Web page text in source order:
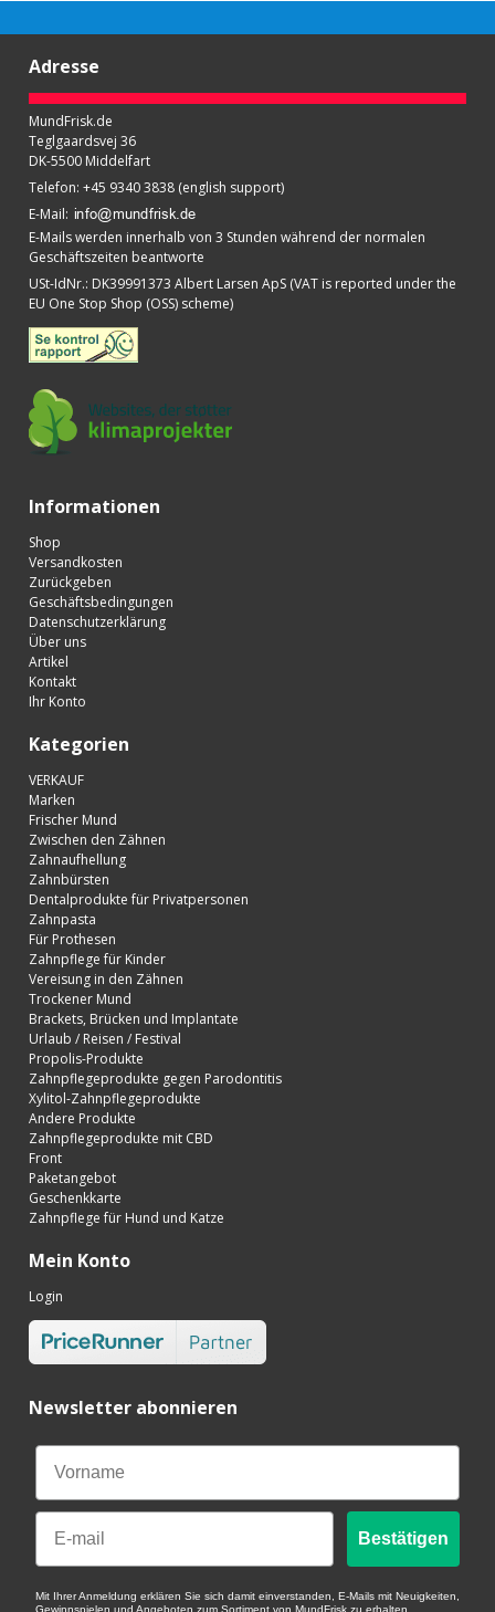
Adresse
MundFrisk.de
Teglgaardsvej 36
DK-5500 Middelfart
Telefon: +45 9340 3838 (english support)
E-Mail:
E-Mails werden innerhalb von 3 Stunden während der normalen
Geschäftszeiten beantworte
USt-IdNr.: DK39991373 Albert Larsen ApS (VAT is reported under the
EU One Stop Shop (OSS) scheme)
Informationen
Shop
Versandkosten
Zurückgeben
Geschäftsbedingungen
Datenschutzerklärung
Über uns
Artikel
Kontakt
Ihr Konto
Kategorien
VERKAUF
Marken
Frischer Mund
Zwischen den Zähnen
Zahnaufhellung
Zahnbürsten
Dentalprodukte für Privatpersonen
Zahnpasta
Für Prothesen
Zahnpflege für Kinder
Vereisung in den Zähnen
Trockener Mund
Brackets, Brücken und Implantate
Urlaub / Reisen / Festival
Propolis-Produkte
Zahnpflegeprodukte gegen Parodontitis
Xylitol-Zahnpflegeprodukte
Andere Produkte
Zahnpflegeprodukte mit CBD
Front
Paketangebot
Geschenkkarte
Zahnpflege für Hund und Katze
Mein Konto
Login
Newsletter abonnieren
Email
Bestätigen
Mit Ihrer Anmeldung erklären Sie sich damit einverstanden, E-Mails mit Neuigkeiten,
Gewinnspielen und Angeboten zum Sortiment von MundFrisk zu erhalten.